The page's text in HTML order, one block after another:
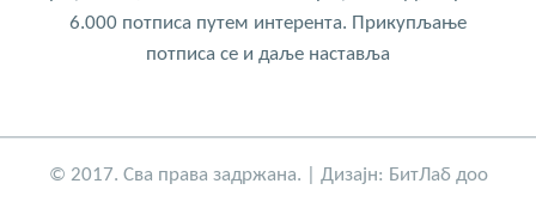
6.000 потписа путем интерента. Прикупљање
потписа се и даље наставља
© 2017. Сва права задржана. | Дизајн: БитЛаб доо